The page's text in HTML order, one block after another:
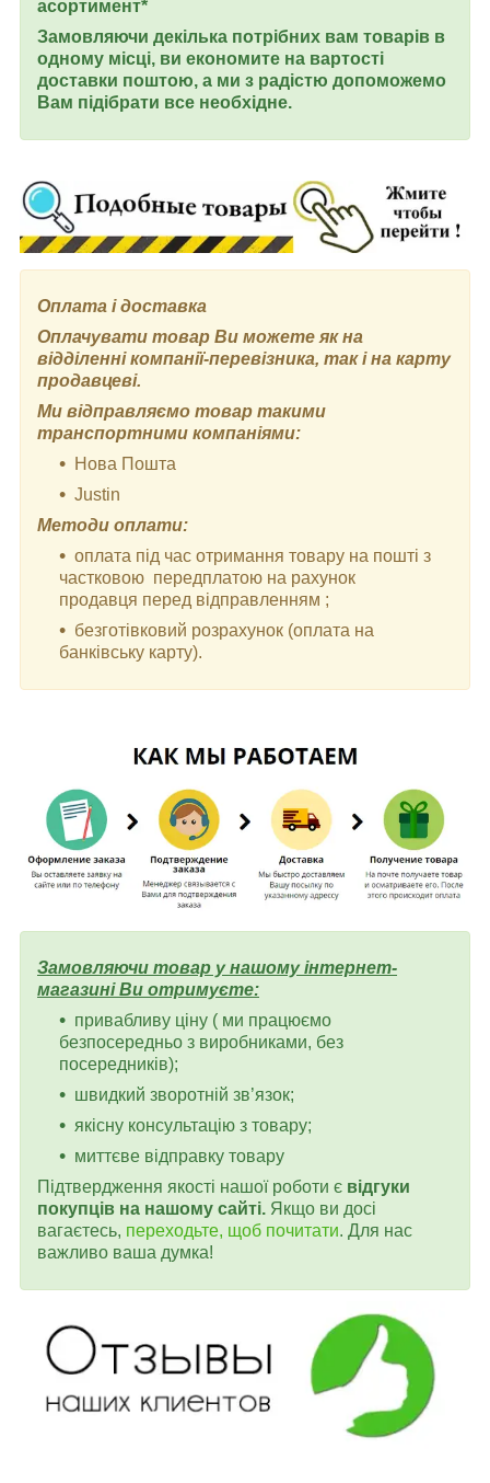
асортимент*
Замовляючи декілька потрібних вам товарів в
одному місці, ви економите на вартості
доставки поштою, а ми з радістю допоможемо
Вам підібрати все необхідне.
Оплата і доставка
Оплачувати товар Ви можете як на
відділенні компанії-перевізника, так і на карту
продавцеві.
Ми відправляємо товар такими
транспортними компаніями:
Нова Пошта
Justin
Методи оплати:
оплата під час отримання товару на пошті з
частковою передплатою на рахунок
продавця перед відправленням ;
безготівковий розрахунок (оплата на
банківську карту).
Замовляючи товар у нашому інтернет-
магазині Ви отримуєте:
привабливу ціну ( ми працюємо
безпосередньо з виробниками, без
посередників);
швидкий зворотній зв’язок;
якісну консультацію з товару;
миттєве відправку товару
Підтвердження якості нашої роботи є відгуки
покупців на нашому сайті. Якщо ви досі
вагаєтесь, переходьте, щоб почитати. Для нас
важливо ваша думка!